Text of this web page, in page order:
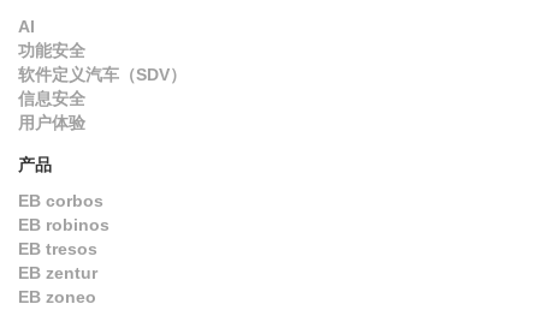
AI
功能安全
软件定义汽车（SDV）
信息安全
用户体验
产品
EB corbos
EB robinos
EB tresos
EB zentur
EB zoneo